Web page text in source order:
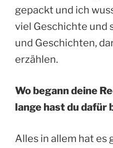
gepackt und ich
viel Geschichte und
und Geschichten,
erzählen.
Wo begann deine
lange hast du dafür
Alles in allem hat es